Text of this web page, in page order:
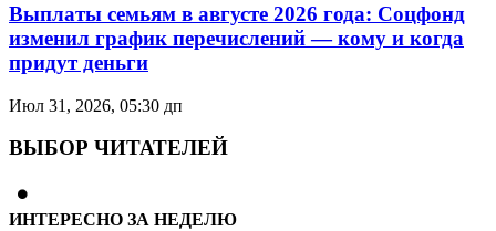
Выплаты семьям в августе 2026 года: Соцфонд
изменил график перечислений — кому и когда
придут деньги
Июл 31, 2026, 05:30 дп
ВЫБОР ЧИТАТЕЛЕЙ
ИНТЕРЕСНО ЗА НЕДЕЛЮ